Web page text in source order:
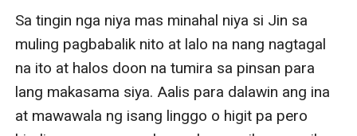
Sa tingin nga niya mas minahal niya si Jin sa
muling pagbabalik nito at lalo na nang nagtagal
na ito at halos doon na tumira sa pinsan para
lang makasama siya. Aalis para dalawin ang ina
at mawawala ng isang linggo o higit pa pero